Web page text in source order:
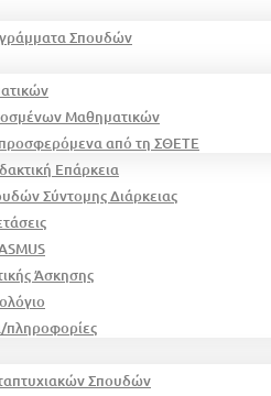
Σπουδών
Μαθηματικών
από τη ΣΘΕΤΕ
Επάρκεια
Σύντομης Διάρκειας
Άσκησης
Σπουδών